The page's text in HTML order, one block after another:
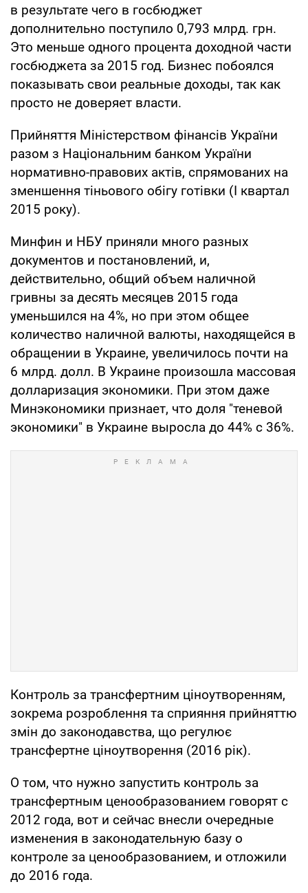
в результате чего в госбюджет
дополнительно поступило 0,793 млрд. грн.
Это меньше одного процента доходной части
госбюджета за 2015 год. Бизнес побоялся
показывать свои реальные доходы, так как
просто не доверяет власти.
Прийняття Міністерством фінансів України
разом з Національним банком України
нормативно-правових актів, спрямованих на
зменшення тіньового обігу готівки (I квартал
2015 року).
Минфин и НБУ приняли много разных
документов и постановлений, и,
действительно, общий объем наличной
гривны за десять месяцев 2015 года
уменьшился на 4%, но при этом общее
количество наличной валюты, находящейся в
обращении в Украине, увеличилось почти на
6 млрд. долл. В Украине произошла массовая
долларизация экономики. При этом даже
Минэкономики признает, что доля "теневой
экономики" в Украине выросла до 44% с 36%.
Контроль за трансфертним ціноутворенням,
зокрема розроблення та сприяння прийняттю
змін до законодавства, що регулює
трансфертне ціноутворення (2016 рік).
О том, что нужно запустить контроль за
трансфертным ценообразованием говорят с
2012 года, вот и сейчас внесли очередные
изменения в законодательную базу о
контроле за ценообразованием, и отложили
до 2016 года.